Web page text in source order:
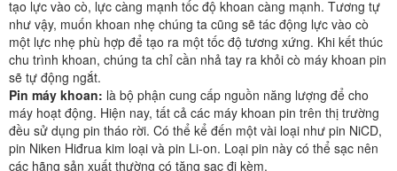
tạo lực vào cò, lực càng mạnh tốc độ khoan càng mạnh. Tương tự
như vậy, muốn khoan nhẹ chúng ta cũng sẽ tác động lực vào cò
một lực nhẹ phù hợp để tạo ra một tốc độ tương xứng. Khi kết thúc
chu trình khoan, chúng ta chỉ cần nhả tay ra khỏi cò máy khoan pin
sẽ tự động ngắt.
Pin máy khoan: là bộ phận cung cấp nguồn năng lượng để cho
máy hoạt động. Hiện nay, tất cả các máy khoan pin trên thị trường
đều sử dụng pin tháo rời. Có thể kể đến một vài loại như pin NiCD,
pin Niken Hiđrua kim loại và pin Li-on. Loại pin này có thể sạc nên
các hãng sản xuất thường có tặng sạc đi kèm.